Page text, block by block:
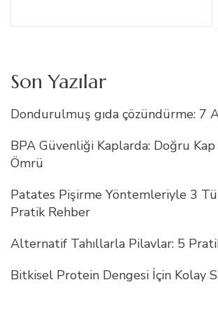
Son Yazılar
Dondurulmuş gıda çözündürme: 7
BPA Güvenliği Kaplarda: Doğru
Ömrü
Patates Pişirme Yöntemleriyle 3
Pratik Rehber
Alternatif Tahıllarla Pilavlar: 5
Bitkisel Protein Dengesi İçin Kolay